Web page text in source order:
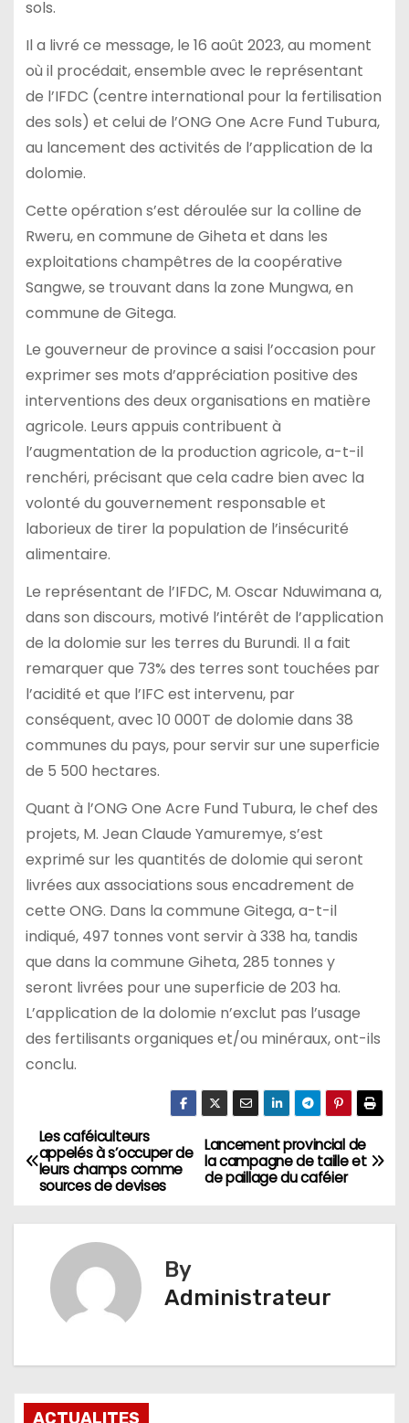
sols.
Il a livré ce message, le 16 août 2023, au moment
où il procédait, ensemble avec le représentant
de l’IFDC (centre international pour la fertilisation
des sols) et celui de l’ONG One Acre Fund Tubura,
au lancement des activités de l’application de la
dolomie.
Cette opération s’est déroulée sur la colline de
Rweru, en commune de Giheta et dans les
exploitations champêtres de la coopérative
Sangwe, se trouvant dans la zone Mungwa, en
commune de Gitega.
Le gouverneur de province a saisi l’occasion pour
exprimer ses mots d’appréciation positive des
interventions des deux organisations en matière
agricole. Leurs appuis contribuent à
l’augmentation de la production agricole, a-t-il
renchéri, précisant que cela cadre bien avec la
volonté du gouvernement responsable et
laborieux de tirer la population de l’insécurité
alimentaire.
Le représentant de l’IFDC, M. Oscar Nduwimana a,
dans son discours, motivé l’intérêt de l’application
de la dolomie sur les terres du Burundi. Il a fait
remarquer que 73% des terres sont touchées par
l’acidité et que l’IFC est intervenu, par
conséquent, avec 10 000T de dolomie dans 38
communes du pays, pour servir sur une superficie
de 5 500 hectares.
Quant à l’ONG One Acre Fund Tubura, le chef des
projets, M. Jean Claude Yamuremye, s’est
exprimé sur les quantités de dolomie qui seront
livrées aux associations sous encadrement de
cette ONG. Dans la commune Gitega, a-t-il
indiqué, 497 tonnes vont servir à 338 ha, tandis
que dans la commune Giheta, 285 tonnes y
seront livrées pour une superficie de 203 ha.
L’application de la dolomie n’exclut pas l’usage
des fertilisants organiques et/ou minéraux, ont-ils
conclu.
Navigation
de
l’article
Lancement provincial de
la campagne de taille et
de paillage du caféier
Les caféiculteurs
appelés à s’occuper de
leurs champs comme
sources de devises
By
Administrateur
ACTUALITES